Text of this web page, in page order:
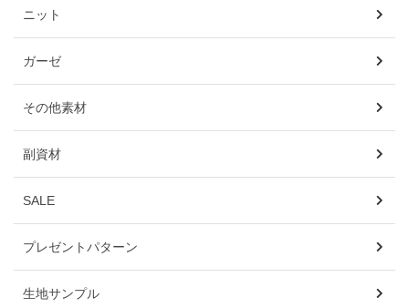
ニット
ガーゼ
その他素材
副資材
SALE
プレゼントパターン
生地サンプル